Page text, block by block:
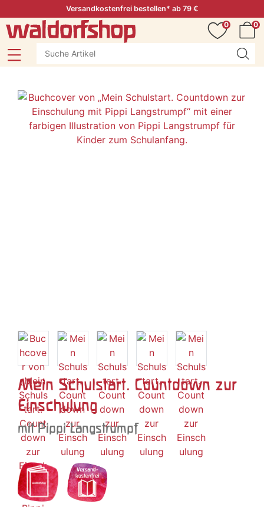
Versandkostenfrei bestellen* ab 79 €
0
0
Mein Schulstart. Countdown zur
Einschulung
mit Pippi Langstrumpf